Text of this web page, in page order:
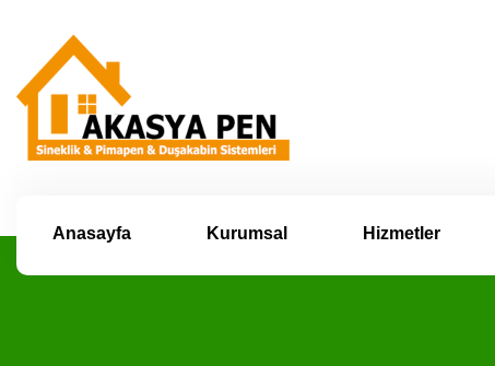
Anasayfa Kurumsal Hizmetler